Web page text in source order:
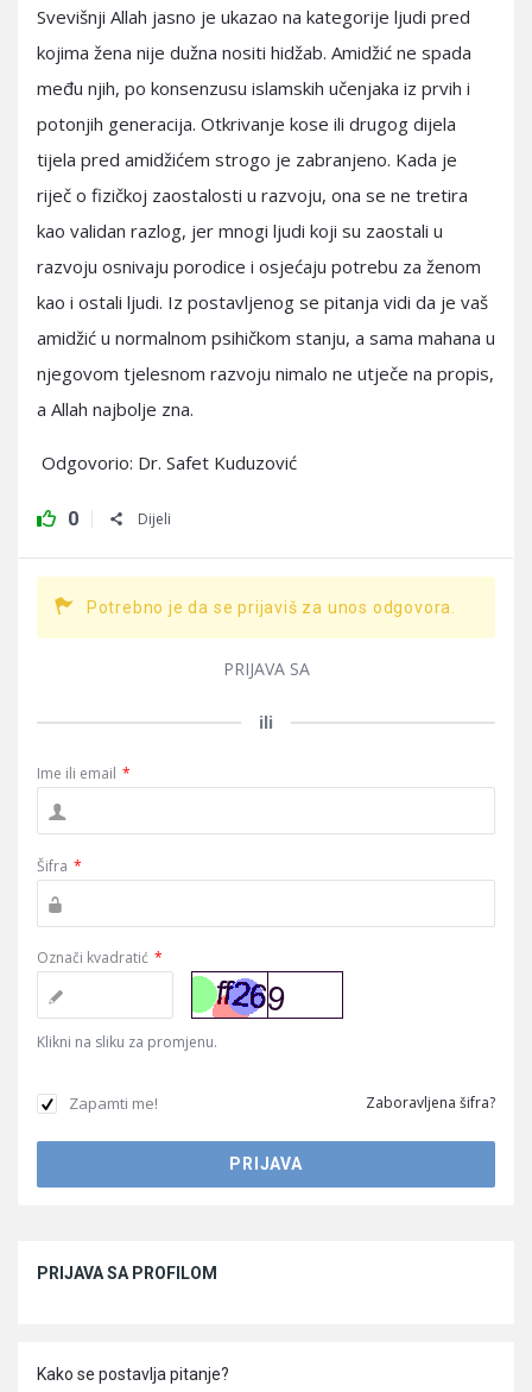
Svevišnji Allah jasno je ukazao na kategorije ljudi pred
kojima žena nije dužna nositi hidžab. Amidžić ne spada
među njih, po konsenzusu islamskih učenjaka iz prvih i
potonjih generacija. Otkrivanje kose ili drugog dijela
tijela pred amidžićem strogo je zabranjeno. Kada je
riječ o fizičkoj zaostalosti u razvoju, ona se ne tretira
kao validan razlog, jer mnogi ljudi koji su zaostali u
razvoju osnivaju porodice i osjećaju potrebu za ženom
kao i ostali ljudi. Iz postavljenog se pitanja vidi da je vaš
amidžić u normalnom psihičkom stanju, a sama mahana u
njegovom tjelesnom razvoju nimalo ne utječe na propis,
a Allah najbolje zna.
Odgovorio: Dr. Safet Kuduzović
0 Dijeli
Potrebno je da se prijaviš za unos odgovora.
PRIJAVA SA
ili
Ime ili email *
Šifra *
Označi kvadratić *
Klikni na sliku za promjenu.
Zapamti me! Zaboravljena šifra?
PRIJAVA SA PROFILOM
Kako se postavlja pitanje?